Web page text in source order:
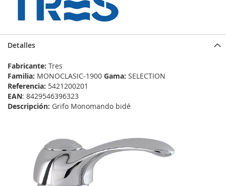
Detalles
Fabricante: Tres
Familia: MONOCLASIC-1900 Gama: SELECTION
Referencia: 5421200201
EAN: 8429546396323
Descripción: Grifo Monomando bidé